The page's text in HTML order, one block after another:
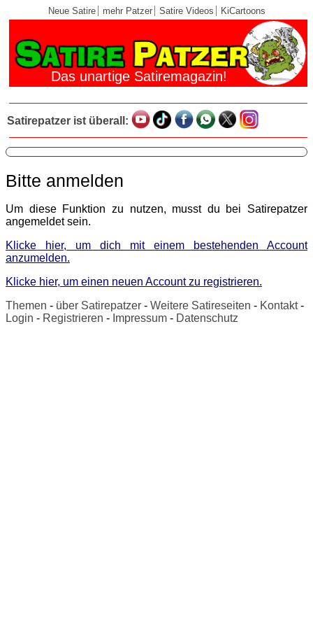
Neue Satire mehr Patzer Satire Videos KiCartoons
Das unartige Satiremagazin!
Satirepatzer ist überall:
Bitte anmelden
Um diese Funktion zu nutzen, musst du bei Satirepatzer
angemeldet sein.
Klicke hier, um dich mit einem bestehenden Account
anzumelden.
Klicke hier, um einen neuen Account zu registrieren.
Themen - über Satirepatzer - Weitere Satireseiten - Kontakt-
Login - Registrieren - Impressum - Datenschutz